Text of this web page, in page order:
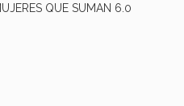
QUE SUMAN 6.0